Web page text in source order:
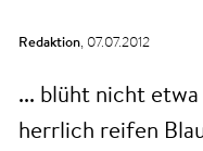
Redaktion, 07.07.2012
... blüht nicht etwa
herrlich reifen